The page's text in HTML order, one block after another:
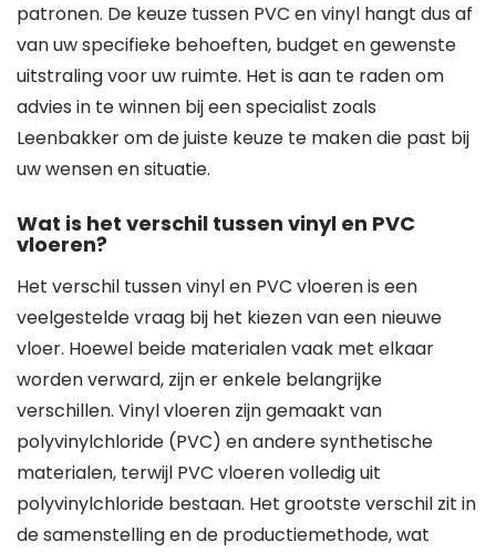
patronen. De keuze tussen PVC en vinyl hangt dus af
van uw specifieke behoeften, budget en gewenste
uitstraling voor uw ruimte. Het is aan te raden om
advies in te winnen bij een specialist zoals
Leenbakker om de juiste keuze te maken die past bij
uw wensen en situatie.
Wat is het verschil tussen vinyl en PVC
vloeren?
Het verschil tussen vinyl en PVC vloeren is een
veelgestelde vraag bij het kiezen van een nieuwe
vloer. Hoewel beide materialen vaak met elkaar
worden verward, zijn er enkele belangrijke
verschillen. Vinyl vloeren zijn gemaakt van
polyvinylchloride (PVC) en andere synthetische
materialen, terwijl PVC vloeren volledig uit
polyvinylchloride bestaan. Het grootste verschil zit in
de samenstelling en de productiemethode, wat